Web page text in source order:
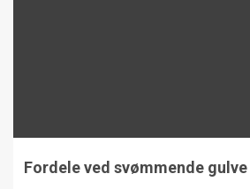
Fordele ved svømmende gulve